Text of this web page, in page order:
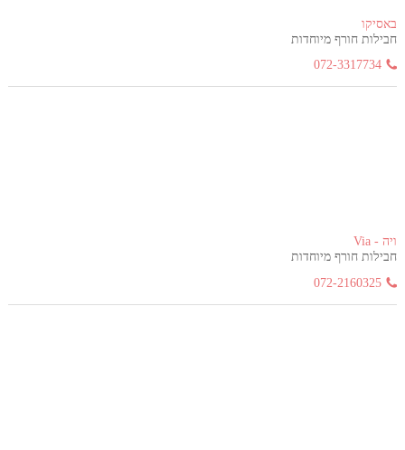
באסיקו
חבילות חורף מיוחדות
072-3317734
ויה - Via
חבילות חורף מיוחדות
072-2160325